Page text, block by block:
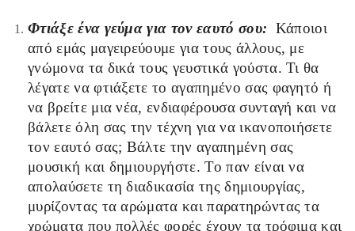
Φτιάξε ένα γεύμα για τον εαυτό σου: Κάποιοι
από εμάς μαγειρεύουμε για τους άλλους, με
γνώμονα τα δικά τους γευστικά γούστα. Τι θα
λέγατε να φτιάξετε το αγαπημένο σας φαγητό ή
να βρείτε μια νέα, ενδιαφέρουσα συνταγή και να
βάλετε όλη σας την τέχνη για να ικανοποιήσετε
τον εαυτό σας; Βάλτε την αγαπημένη σας
μουσική και δημιουργήστε. Το παν είναι να
απολαύσετε τη διαδικασία της δημιουργίας,
μυρίζοντας τα αρώματα και παρατηρώντας τα
χρώματα που πολλές φορές έχουν τα τρόφιμα και